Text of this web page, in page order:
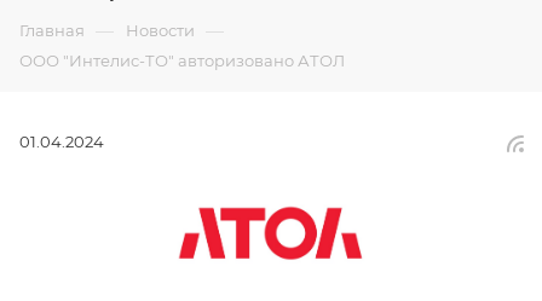
Главная — Новости —
ООО "Интелис-ТО" авторизовано АТОЛ
01.04.2024